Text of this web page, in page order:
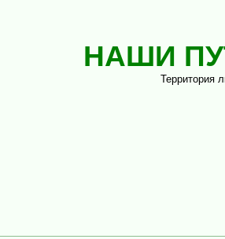
НАШИ
Территория